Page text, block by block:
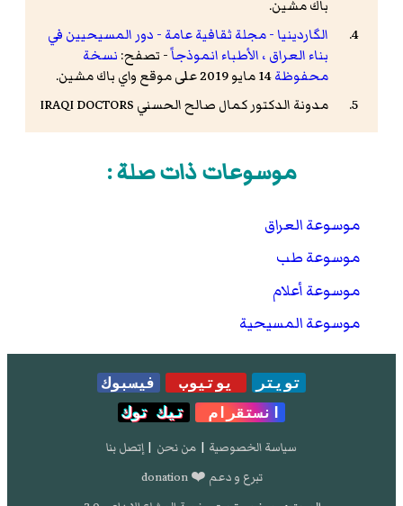
باك مشين.
الگاردينيا - مجلة ثقافية عامة - دور المسيحيين في
بناء العراق ، الأطباء انموذجاً- تصفح: نسخة
محفوظة
مدونة الدكتور كمال صالح الحسني IRAQI DOCTORS
موسوعات ذات صلة :
موسوعة العراق
موسوعة طب
موسوعة أعلام
موسوعة المسيحية
تويتر يوتيوب
فيسبوك
انستقرام
تيك توك
سياسة الخصوصية | من نحن | إتصل بنا
تبرع و دعم ❤️ donation